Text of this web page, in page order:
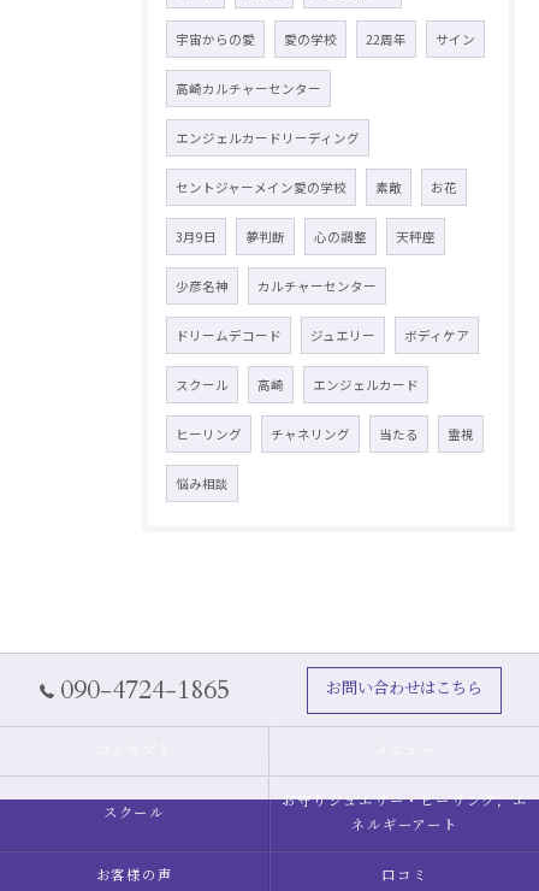
宇宙からの愛 愛の学校 22周年 サイン
高崎カルチャーセンター
エンジェルカードリーディング
セントジャーメイン愛の学校 素敵 お花
3月9日 夢判断 心の調整 天秤座
少彦名神 カルチャーセンター
ドリームデコード ジュエリー ボディケア
スクール 高崎 エンジェルカード
ヒーリング チャネリング 当たる 霊視
悩み相談
090-4724-1865 お問い合わせはこちら
スクール
お守りジュエリー・ヒーリング，エ
ネルギーアート
お客様の声 口コミ